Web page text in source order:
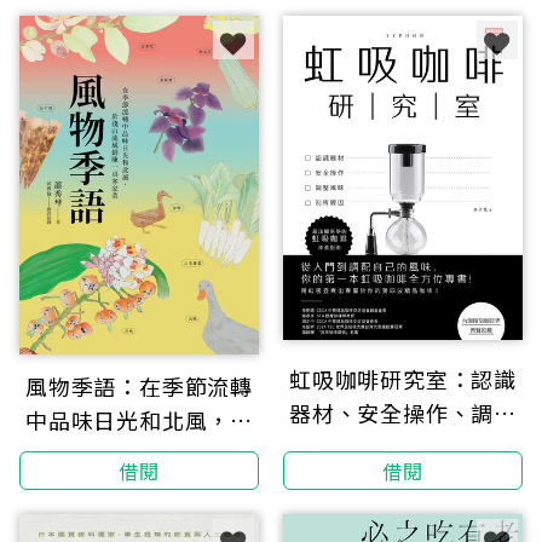
高湯煮出完美家常味
風物季語：在季節流轉
中品味日光和北風，於
淺山流域鋪陳一桌客家
菜
借閱
虹吸咖啡研究室：認識
器材、安全操作、調整
風味、剖析變因，最淺
顯易學的虹吸咖啡沖煮
指南
借閱